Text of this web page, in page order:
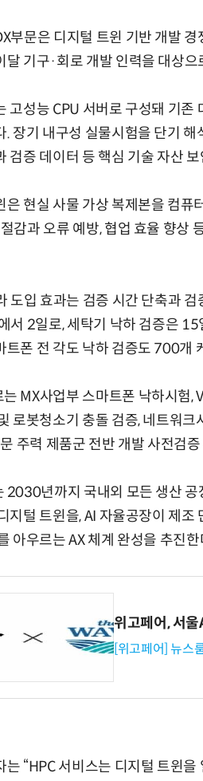
부문은 디지털 트윈 기반 개발
달 기구·회로 개발 인력을 대상
고성능 CPU 서버로 구성돼 기
. 장기 내구성 실물시험을 단기
검증 데이터 등 핵심 기술 자산
은 현실 사물 가상 복제본을 컴
감과 오류 예방, 협업 효율 향상
도입 효과는 검증 시간 단축과
서 2일로, 세탁기 낙하 검증은
트폰 전 각도 낙하 검증도 700개
MX사업부 스마트폰 낙하시험,
로봇청소기 충돌 검증, 네트워
주력 제품군 전반 개발 사전검
2030년까지 국내외 모든 생산
지털 트윈을, AI 자율공장이 제
아우르는 AX 체계 완성을 추진한
위고페어, 서
[위고페어] 뉴스
는 “HPC 서비스는 디지털 트윈